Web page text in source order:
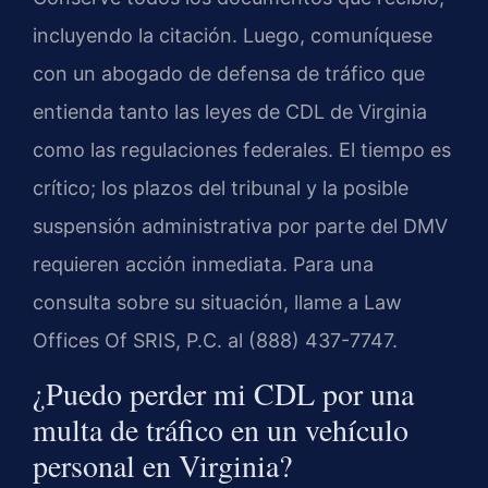
incluyendo la citación. Luego, comuníquese
con un abogado de defensa de tráfico que
entienda tanto las leyes de CDL de Virginia
como las regulaciones federales. El tiempo es
crítico; los plazos del tribunal y la posible
suspensión administrativa por parte del DMV
requieren acción inmediata. Para una
consulta sobre su situación, llame a Law
Offices Of SRIS, P.C. al (888) 437-7747.
¿Puedo perder mi CDL por una
multa de tráfico en un vehículo
personal en Virginia?